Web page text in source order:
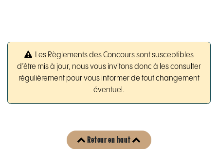
Les Règlements des Concours sont susceptibles
d’être mis à jour, nous vous invitons donc à les consulter
régulièrement pour vous informer de tout changement
éventuel.
Retour en haut